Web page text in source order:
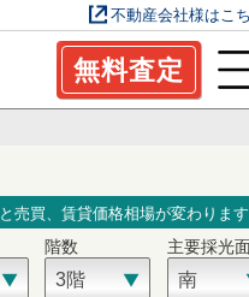
不動産会社様はこ
無料査定
売買、賃貸価格相場が変わります
階数 主要採光